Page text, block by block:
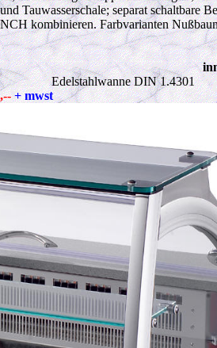
Tauwasserschale; separat schaltbare
kombinieren. Farbvarianten
Edelstahlwanne DIN 1.4301
+ mwst